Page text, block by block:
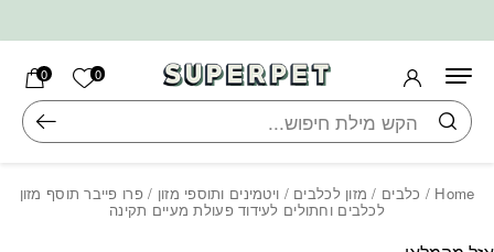
0 הרשימה
0
חיפוש
Home
/ כלבים / מזון לכלבים / ויטמינים ותוספי מזון / פרו פייבר תוסף מזון
לכלבים וחתולים לעידוד פעולת מעיים תקינה